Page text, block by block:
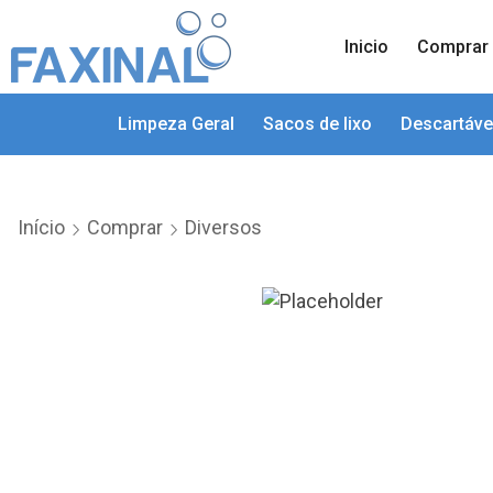
Inicio Comprar
Limpeza Geral Sacos de lixo
Início Comprar Diversos